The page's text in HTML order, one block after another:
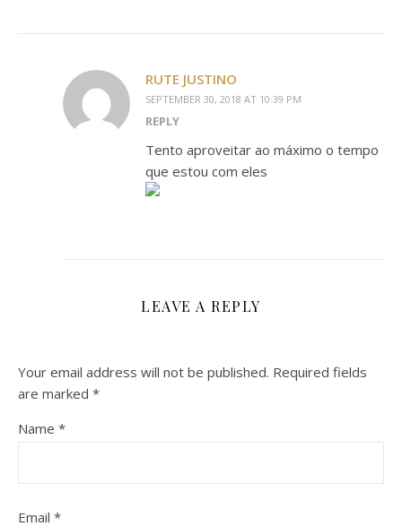
RUTE JUSTINO
SEPTEMBER 30, 2018 AT 10:39 PM
REPLY
Tento aproveitar ao máximo o tempo
que estou com eles
LEAVE A REPLY
Your email address will not be published. Required fields
are marked *
Name *
Email *